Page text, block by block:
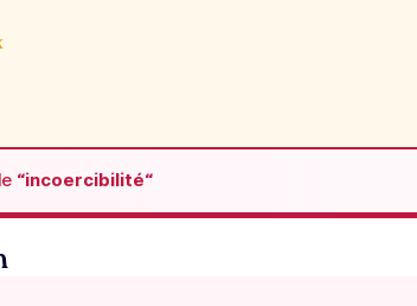
“incoercibilité“